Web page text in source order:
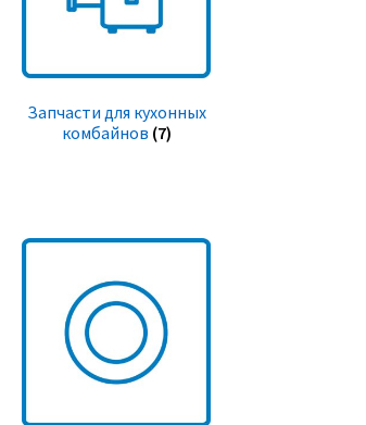
Запчасти для кухонных
комбайнов (7)